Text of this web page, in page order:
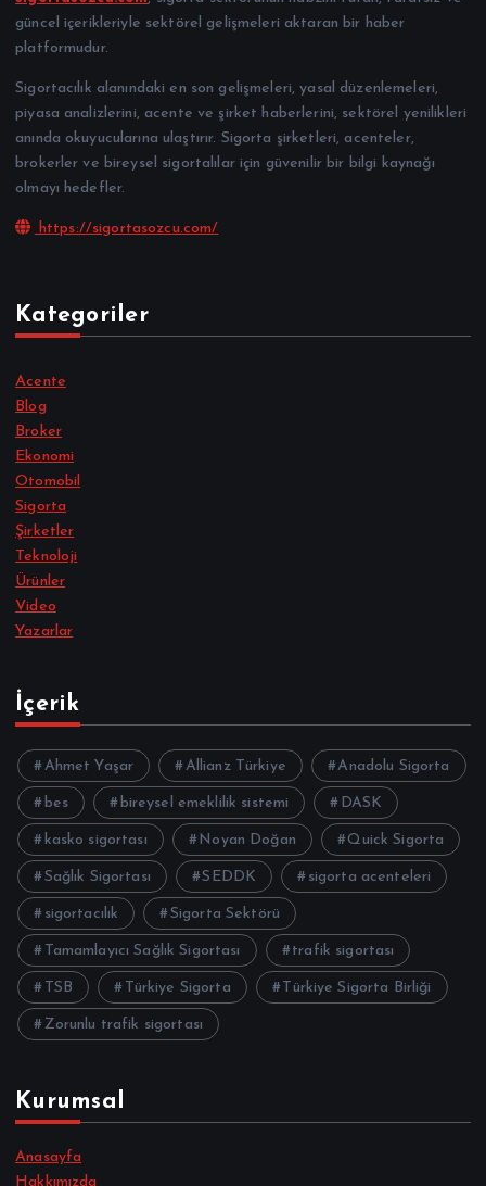
güncel içerikleriyle sektörel gelişmeleri aktaran bir haber
platformudur.
Sigortacılık alanındaki en son gelişmeleri, yasal düzenlemeleri,
piyasa analizlerini, acente ve şirket haberlerini, sektörel yenilikleri
anında okuyucularına ulaştırır. Sigorta şirketleri, acenteler,
brokerler ve bireysel sigortalılar için güvenilir bir bilgi kaynağı
olmayı hedefler.
https://sigortasozcu.com/
Kategoriler
Acente
Blog
Broker
Ekonomi
Otomobil
Sigorta
Şirketler
Teknoloji
Ürünler
Video
Yazarlar
İçerik
Ahmet Yaşar Allianz Türkiye Anadolu Sigorta
bes bireysel emeklilik sistemi DASK
kasko sigortası Noyan Doğan Quick Sigorta
Sağlık Sigortası SEDDK sigorta acenteleri
sigortacılık Sigorta Sektörü
Tamamlayıcı Sağlık Sigortası trafik sigortası
TSB Türkiye Sigorta Türkiye Sigorta Birliği
Zorunlu trafik sigortası
Kurumsal
Anasayfa
Hakkımızda